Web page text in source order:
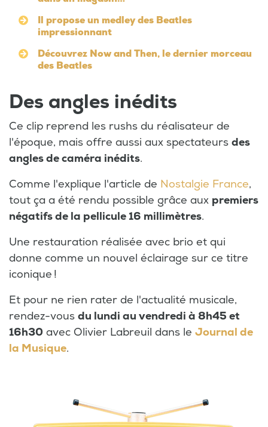
Il propose un medley des Beatles
impressionnant
Découvrez Now and Then, le dernier morceau
des Beatles
Des angles inédits
Ce clip reprend les rushs du réalisateur de
l'époque, mais offre aussi aux spectateurs des
angles de caméra inédits.
Comme l'explique l'article de Nostalgie France,
tout ça a été rendu possible grâce aux premiers
négatifs de la pellicule 16 millimètres.
Une restauration réalisée avec brio et qui
donne comme un nouvel éclairage sur ce titre
iconique !
Et pour ne rien rater de l'actualité musicale,
rendez-vous du lundi au vendredi à 8h45 et
16h30 avec Olivier Labreuil dans le Journal de
la Musique.